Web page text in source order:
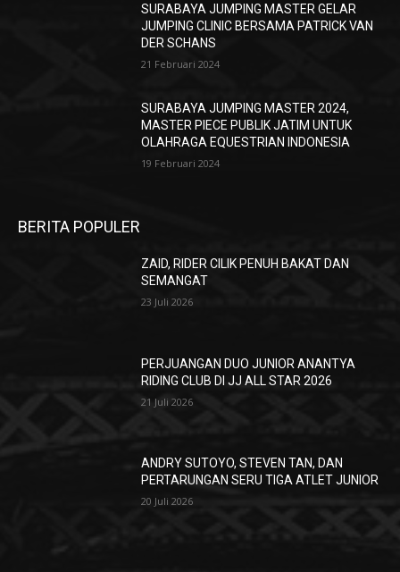
SURABAYA JUMPING MASTER GELAR
JUMPING CLINIC BERSAMA PATRICK VAN
DER SCHANS
21 Februari 2024
SURABAYA JUMPING MASTER 2024,
MASTER PIECE PUBLIK JATIM UNTUK
OLAHRAGA EQUESTRIAN INDONESIA
19 Februari 2024
BERITA POPULER
ZAID, RIDER CILIK PENUH BAKAT DAN
SEMANGAT
23 Juli 2026
PERJUANGAN DUO JUNIOR ANANTYA
RIDING CLUB DI JJ ALL STAR 2026
21 Juli 2026
ANDRY SUTOYO, STEVEN TAN, DAN
PERTARUNGAN SERU TIGA ATLET JUNIOR
20 Juli 2026